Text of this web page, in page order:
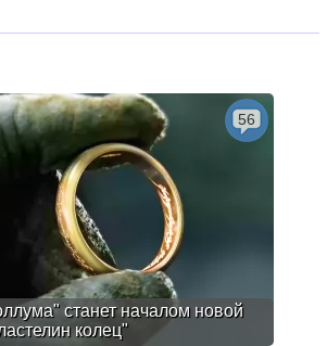
станет началом новой
колец"
56